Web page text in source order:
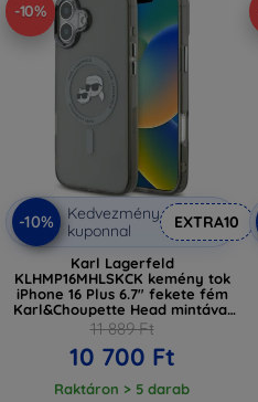
-10%
-10%
Kedvezmény
kuponnal
EXTRA10
Karl Lagerfeld
KLHMP16MHLSKCK kemény tok
iPhone 16 Plus 6.7" fekete fém
Karl&Choupette Head mintával
(KLHMP16MHLSKCK)
11 889 Ft
10 700 Ft
Raktáron > 5 darab